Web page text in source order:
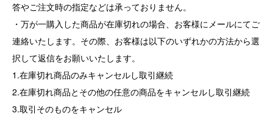
答やご注文時の指定などは承っておりません。
・万が一購入した商品が在庫切れの場合、お客様にメールにてご
連絡いたします。その際、お客様は以下のいずれかの方法から選
択して返信をお願いいたします。
1.在庫切れ商品のみキャンセルし取引継続
2.在庫切れ商品とその他の任意の商品をキャンセルし取引継続
3.取引そのものをキャンセル